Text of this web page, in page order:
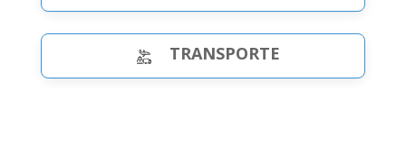
TRANSPORTE